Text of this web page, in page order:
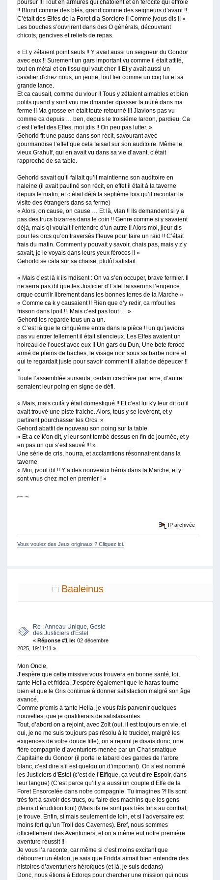
poursur !!! Tout en armures qui chatoient et en ferocité qui effroie
!! Blond comme des blés, grand comme des seigneurs d’avant !!
C’était des Elfes de la Foret dla Sorcière !! Comme jvous dis !! »
Les bouches s’ouvrirent dans des O générals, découvrant
chicots, gencives et reliefs de repas.
« Et y zétaient point seuls !! Y avait aussi un seigneur du Gondor
avec eux !! Surement un gars important vu comme il était attifé,
tout en métal et en tissu qui vaut cher !! Et y avait aussi un
cavalier d'chez nous, un jeune, tout fier comme un coq lui et sa
grande lance.
Et ca causait, comme du vlour !! Tous y zétaient aimables et bien
polits quand y sont vnu me dmander dpasser la nuité dans ma
ferme !! Ma grosse en était toute retourné !!! Jlavions pas vu
comme ca depuis … ben, depuis le troisiéme lardon, pardieu. Ca
c’est l’effet des Elfes, moi jdis !! On peu pas lutter. »
Gehorld fit une pause dans son récit, savourant avec
gourmandise l’effet que cela faisait sur son auditoire. Même le
vieux Grahulf, qui en avait vu dans sa vie d’avant, c’était
rapproché de sa table.
Gehorld savait qu’il fallait qu’il maintienne son auditoire en
haleine (il avait paufiné son récit, en effet il était à la taverne
depuis le matin, et c’était déjà la septième fois qu’il racontait la
visite des étrangers dans sa ferme)
« Alors, on cause, on cause … Et là, vlan !! Ils demandent si y a
pas des trucs bizarres dans le coin !! Genre comme si y savaient
déjà, mais qi voulait l’entendre d’un autre !! Alors moi, jleur dis
pour les orcs qu’on traversés lfleuve pour faire un raid !! C’était
frais du matin. Comment y pouvait y savoir, chais pas, mais y z’y
savait, je le voyais dans leurs yeux féroces !! »
Gehorld se cala sur sa chaise, plutôt satisfait.
« Mais c’est là k ils mdisent : On va s’en occuper, brave fermier. Il
ne serra pas dit que les Justicier d’Estel laisserons l’engence
orque courriir librement dans les bonnes terres de la Marche »
« Comme ca k y causaient !! Rien que d’y redir, ca mfout les
frisson dans lpoil !!. Mais c’est pas tout … »
Gehord les regarde tous un a un.
« C’est là que le cinquième entra dans la pièce !! un qu’javions
pas vu entrer tellement il était silencieux. Les Elfes avaient un
noireau de l’ouest avec eux !! Un gars du Dun, Une bete feroce
armé de pleins de haches, le visage noir sous sa barbe noire et
qui te regardait juste pour savoir comment il allait de dépeucer !!
»
Toute l’assemblée sursauta, certain crachère par terre, d’autre
serraient leur poing en signe de défi.
« Mais, mais cuilà y était domestiqué !! Et c’est lui k'y leur dit qu’il
avait trouvé une piste fraiche. Alors, tous y se levèrent, et y
partirent pourchasser les Orcs. »
Gehord abattit de nouveau son poing sur la table.
« Et a ce k’on dit, y leur sont tombé dessus en fin de journée, et y
en pas un qui s’est sauvé !!! »
Une série de cris, hourra, et acclamtions résonnairent dans la
taverne
« Moi, jvoul dit !! Y a des nouveaux héros dans la Marche, et y
sont vnus chez moi en premier ! »
(Auteur : Seb)
IP archivée
Vous voulez des Jeux originaux ? Cliquez ici.
Baaleinus
Re : Anneau Unique, Geste
des Justiciers d'Estel
«Réponse #1 le: 02 décembre
2025, 19:11:11 »
Mon Oncle,
J’espère que cette missive vous trouvera en bonne santé, toi,
tante Hella et fridda. J’espère également que le haras tourne
bien et que le Gris continue à donner satisfaction malgré son âge
avancé.
Comme promis à tante Hella, je vous fais parvenir quelques
nouvelles, que je qualifierais de satisfaisantes.
Tout, d’abord on a rejoint, avec Zolt (oui, il est toujours en vie, et
oui, je ne me suis toujours pas résolu à le trucider, malgré les
exigences de votre douce fille), on a rejoint je disais donc, une
fière compagnie d’aventuriers menée par un Charismatique
Capitaine du Gondor (il porte le tabard des gardes de l’arbre
blanc, c’est dire s’il est quelqu’un d’important). On s’est nommé
les Justiciers d’Estel (c’est de l’Elfique, ça veut dire Espoir, dans
leur langue) (C’est parce qu’il y a aussi un couple d’Elfe de la
Foret Ensorcelée dans notre compagnie. Tu imagines ?! Ils sont
très fort à savoir des trucs, ou faire des machins que les gens
pleins d’érudition font) (Mais ils ne sont pas très forts au combat,
je trouve. Enfin, si mais seulement de loin, et si l’adversaire est
moins fort qu’un Troll des Cavernes). Bref, nous sommes
officiellement des Aventuriers, et on a même eut notre première
aventure réussit !!
Je vous l’a raconte, car même si c’est moins excitant que
débourrer un étalon, je sais que Fridda aimait bien entendre des
histoires d’aventuriers héroïques (et là, je suis dedans)
Donc, nous étions à Edorqs pour chercher une mission qui nous